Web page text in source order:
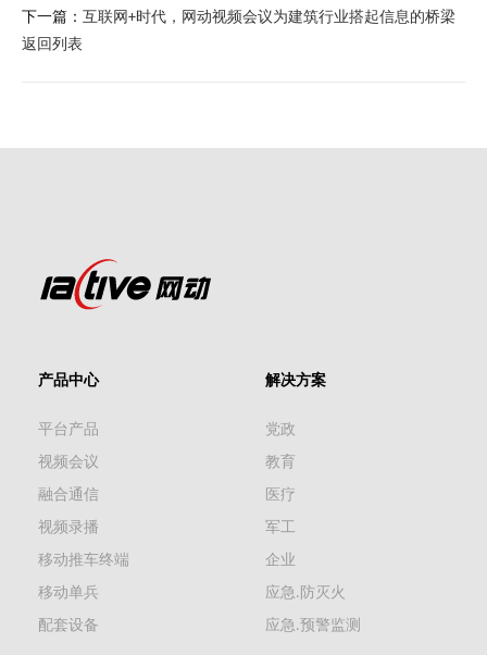
下一篇： 互联网+时代，网动视频会议为建筑行业搭起信息的桥梁
返回列表
产品中心
平台产品
视频会议
融合通信
视频录播
移动推车终端
移动单兵
配套设备
解决方案
党政
教育
医疗
军工
企业
应急.防灭火
应急.预警监测